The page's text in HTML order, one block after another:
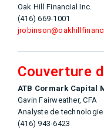
Oak Hill Financial Inc.
(416) 669-1001
Couverture
ATB Cormark Capital
Gavin Fairweather, CFA
Analyste de
(416) 943-6423